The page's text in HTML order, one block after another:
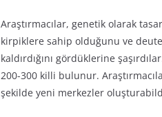
Araştırmacılar, genetik olarak
kirpiklere sahip olduğunu ve
kaldırdığını gördüklerine
200-300 killi bulunur.
şekilde yeni merkezler